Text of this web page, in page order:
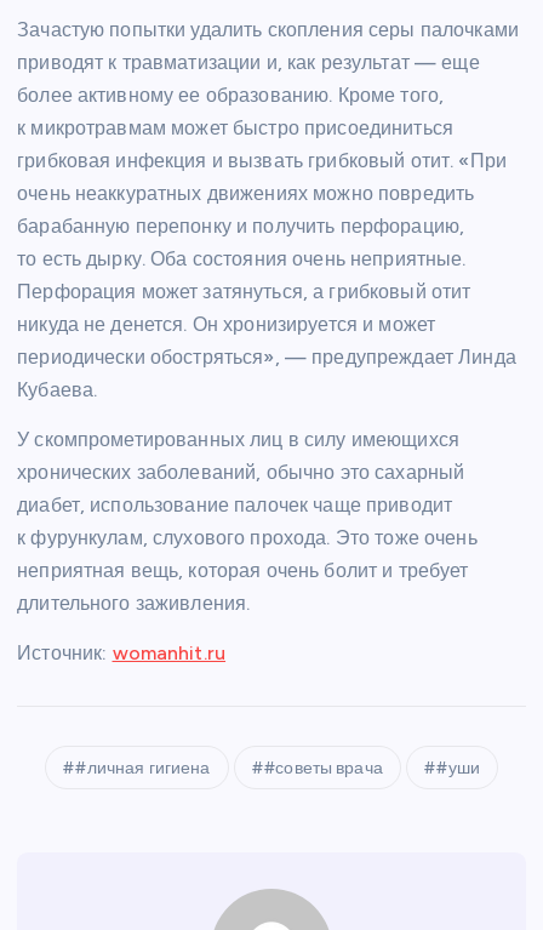
Зачастую попытки удалить скопления серы палочками
приводят к травматизации и, как результат — еще
более активному ее образованию. Кроме того,
к микротравмам может быстро присоединиться
грибковая инфекция и вызвать грибковый отит. «При
очень неаккуратных движениях можно повредить
барабанную перепонку и получить перфорацию,
то есть дырку. Оба состояния очень неприятные.
Перфорация может затянуться, а грибковый отит
никуда не денется. Он хронизируется и может
периодически обостряться», — предупреждает Линда
Кубаева.
У скомпрометированных лиц в силу имеющихся
хронических заболеваний, обычно это сахарный
диабет, использование палочек чаще приводит
к фурункулам, слухового прохода. Это тоже очень
неприятная вещь, которая очень болит и требует
длительного заживления.
Источник: womanhit.ru
#личная гигиена #советы врача #уши